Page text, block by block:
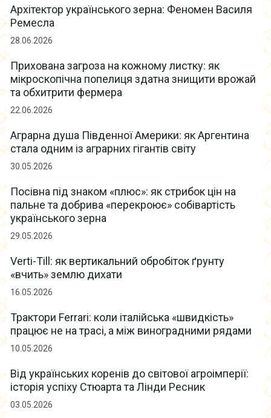
Архітектор українського зерна: Феномен Василя
Ремесла
28.06.2026
Прихована загроза на кожному листку: як
мікроскопічна попелиця здатна знищити врожай
та обхитрити фермера
22.06.2026
Аграрна душа Південної Америки: як Аргентина
стала одним із аграрних гігантів світу
30.05.2026
Посівна під знаком «плюс»: як стрибок цін на
пальне та добрива «перекроює» собівартість
українського зерна
29.05.2026
Verti-Till: як вертикальний обробіток ґрунту
«вчить» землю дихати
16.05.2026
Трактори Ferrari: коли італійська «швидкість»
працює не на трасі, а між виноградними рядами
10.05.2026
Від українських коренів до світової агроімперії:
історія успіху Стюарта та Лінди Ресник
03.05.2026